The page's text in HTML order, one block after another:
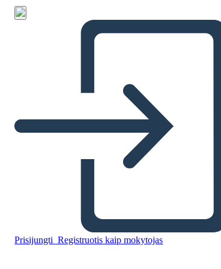
Prisijungti Registruotis kaip mokytojas